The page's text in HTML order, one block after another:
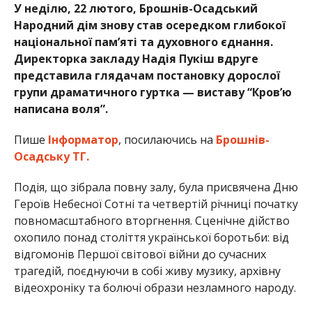
У неділю, 22 лютого, Брошнів-Осадський
Народний дім знову став осередком глибокої
національної пам’яті та духовного єднання.
Директорка закладу Надія Пукіш вдруге
представила глядачам постановку дорослої
групи драматичного гуртка — виставу “Кров’ю
написана воля”.
Пише Інформатор, посилаючись на Брошнів-
Осадську ТГ.
Подія, що зібрала повну залу, була присвячена Дню
Героїв Небесної Сотні та четвертій річниці початку
повномасштабного вторгнення. Сценічне дійство
охопило понад століття української боротьби: від
відгомонів Першої світової війни до сучасних
трагедій, поєднуючи в собі живу музику, архівну
відеохроніку та болючі образи незламного народу.